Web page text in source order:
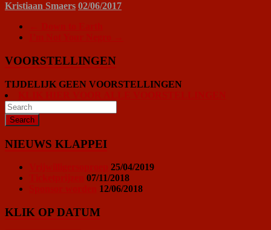
Kristiaan Smaers 02/06/2017
VOORSTELLINGEN
TIJDELIJK GEEN VOORSTELLINGEN
NIEUWS KLAPPEI
25/04/2019
07/11/2018
12/06/2018
KLIK OP DATUM